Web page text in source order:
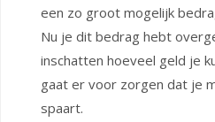
een zo groot mogelijk
Nu je dit bedrag hebt
inschatten hoeveel geld je
gaat er voor zorgen dat je
spaart.